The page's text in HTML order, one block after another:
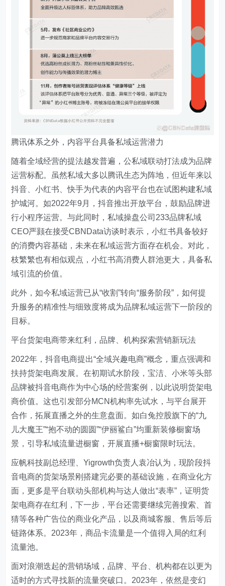
腾讯体系之外，内容平台具备私域运营潜力
随着全域经营的提法越发普遍，公私域联动打法成为品牌
运营标配。虽然私域大多以腾讯生态为阵地，但近年来以
抖音、小红书、快手为代表的内容平台也在试图构建私域
护城河。如2022年9月，抖音推出开放平台，鼓励品牌进
行小程序运营。与此同时，私域操盘公司233品牌私域
CEO严颢在接受CBNData访谈时表示，小红书具备较好
的消费内容基础，未来在私域运营方面存在机会。对此，
枝繁繁也有相似观点，小红书高消费人群池更大，具备私
域引流的价值。
此外，如今私域运营已从“收割”转向“服务阶段”，如何提
升服务的精准性与细致度将成为品牌私域运营下一阶段的
目标。
平台货架电商带来红利，品牌、机构探索营销新玩法
2022年，抖音电商提出“全域兴趣电商”概念，重点强调和
扶持货架电商发展。在初期试水阶段，宝洁、小米等头部
品牌被抖音电商作为中心场的经营案例，以此说明货架电
商价值。这也引发部分MCN机构率先试水，与平台展开
合作，拓展直播之外的生意盘面。如白兔控股旗下的“九
儿大魔王”“抱不动的圆圆”“伊丽鲨白”均重新装修橱窗场
景，引导私域流量进橱窗，开展直播+橱窗限时玩法。
应帆科技副总经理、Yigrowth负责人袁冶认为，现阶段抖
音电商的货架场景刚搭建完必要的基础设施，在商业化方
面，更多是平台联动头部机构与达人做出“表率”，证明货
架电商存在红利，下一步，平台还需要继续完善搜索、首
猜等各种广告位的商业化产品，以及商城客服、售后等后
链路体系。2023年，商品卡流量是一个值得入局的红利
流量池。
面对浪潮迭起的营销场域，品牌、平台、机构都在以更为
适时的方式寻找新的流量突破口。2023年，依然是变幻